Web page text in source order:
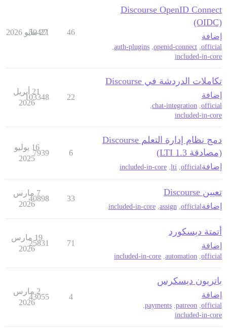
Discourse OpenID Connect
(OIDC)
إضافة
official
,
openid-connect
,
auth-plugins
,
included-in-core
46
50421
27 مايو 2026
تكاملات الدردشة في Discourse
إضافة
official
,
chat-integration
,
included-in-core
22
103348
21 أبريل
2026
دمج نظام إدارة التعلم Discourse
(مصادقة LTI 1.3)
إضافةofficial
lti
included-in-core
6
7939
16 يوليو
2025
تعيين Discourse
إضافةofficial
assign
included-in-core
33
40898
7 مارس
2026
أتمتة ديسكورد
إضافة
official
,
automation
,
included-in-core
71
25831
19 مارس
2026
باتريون ديسكرس
إضافة
official
,
patreon
,
payments
,
included-in-core
4
43055
2 مارس
2026